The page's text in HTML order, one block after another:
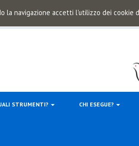
la navigazione accetti l'utilizzo dei cookie
STRUMENTI? CHI ESEGUE?